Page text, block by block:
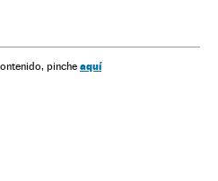
pinche aquí